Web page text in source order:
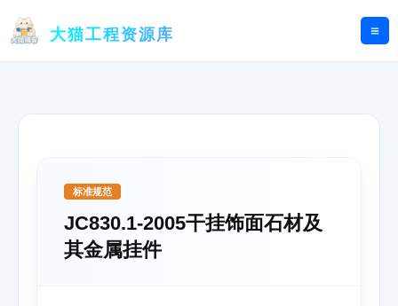
大猫工程资源库
标准规范
JC830.1-2005干挂饰面石材及
其金属挂件